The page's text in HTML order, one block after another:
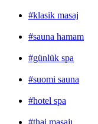
#klasik masaj
#sauna hamam
#günlük spa
#suomi sauna
#hotel spa
#thai masajı